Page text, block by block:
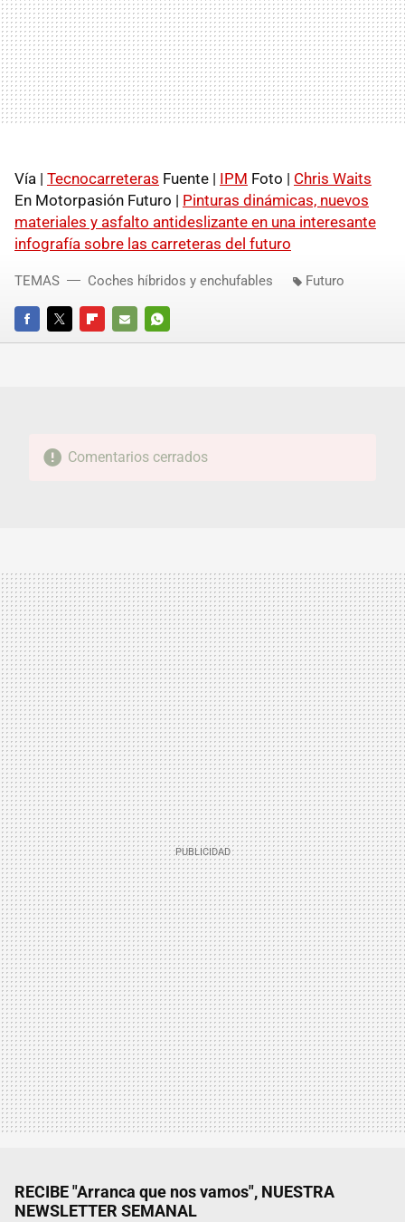
Vía | Tecnocarreteras Fuente | IPM Foto | Chris Waits
En Motorpasión Futuro | Pinturas dinámicas, nuevos
materiales y asfalto antideslizante en una interesante
infografía sobre las carreteras del futuro
FACEBOOKTWITTERFLIPBOARD
E-
WHATSAPP
TEMAS Coches híbridos y enchufables Futuro
Comentarios cerrados
RECIBE "Arranca que nos vamos", NUESTRA
NEWSLETTER SEMANAL